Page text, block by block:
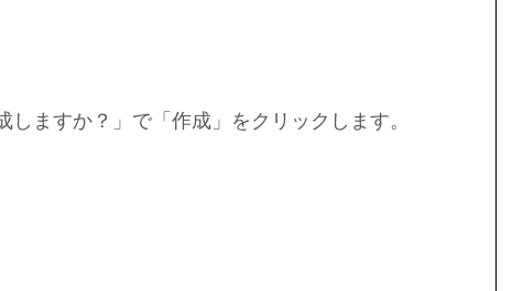
しますか？」で「作成」をクリックします。